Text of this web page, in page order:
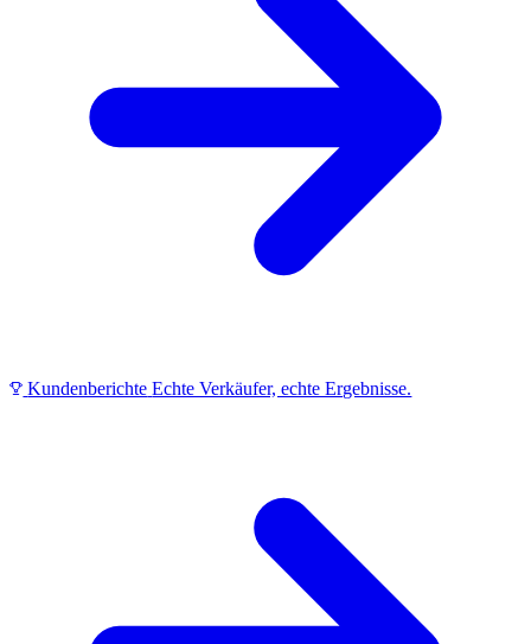
Kundenberichte Echte Verkäufer, echte Ergebnisse.